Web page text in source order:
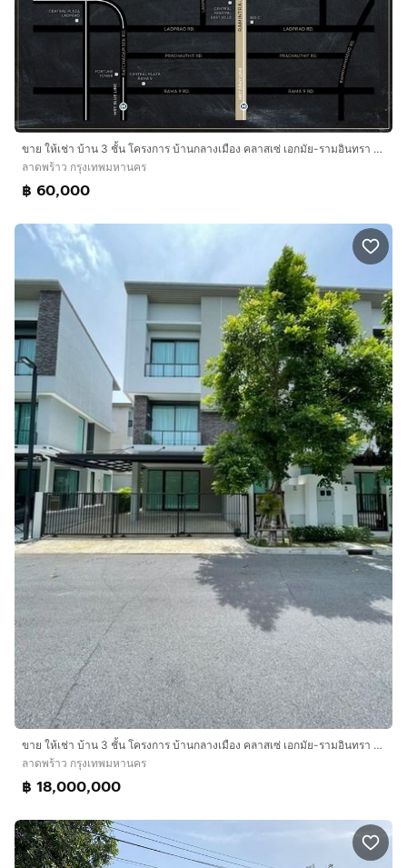
ขาย ให้เช่า บ้าน 3 ชั้น โครงการ บ้านกลางเมือง คลาสเซ่ เอกมัย-รามอินทรา Baan Klang Muang Classe Ekkamai-Ramintra ถนนสุคนธสวัสดิ์ 19 ซอยนกสกุล
ลาดพร้าว กรุงเทพมหานคร
฿ 60,000
ขาย ให้เช่า บ้าน 3 ชั้น โครงการ บ้านกลางเมือง คลาสเซ่ เอกมัย-รามอินทรา Baan Klang Muang Classe Ekkamai-Ramintra ถนนสุคนธสวัสดิ์ 19 ซอยนกสกุล
ลาดพร้าว กรุงเทพมหานคร
฿ 18,000,000